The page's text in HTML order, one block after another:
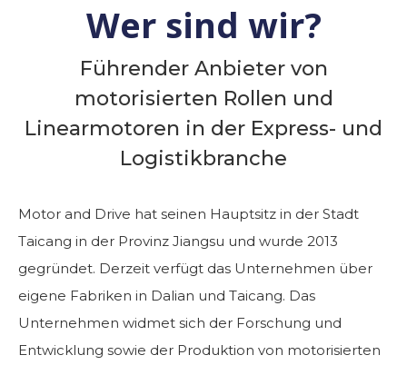
Wer sind wir?
Führender Anbieter von
motorisierten Rollen und
Linearmotoren in der Express- und
Logistikbranche
Motor and Drive hat seinen Hauptsitz in der Stadt
Taicang in der Provinz Jiangsu und wurde 2013
gegründet. Derzeit verfügt das Unternehmen über
eigene Fabriken in Dalian und Taicang. Das
Unternehmen widmet sich der Forschung und
Entwicklung sowie der Produktion von motorisierten